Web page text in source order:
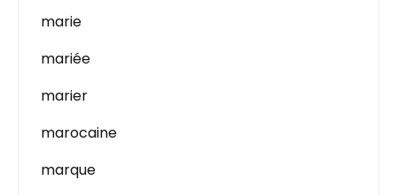
marie
mariée
marier
marocaine
marque